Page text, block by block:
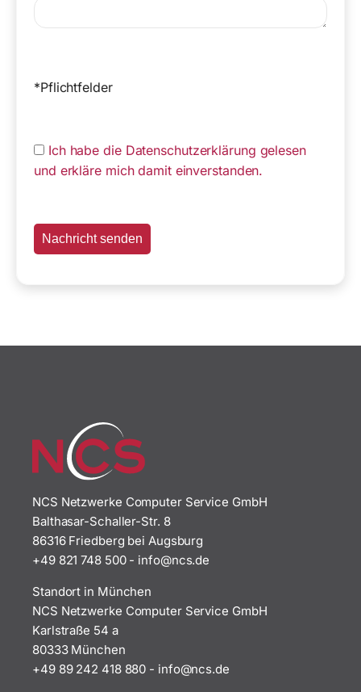
*Pflichtfelder
Ich habe die Datenschutzerklärung gelesen
und erkläre mich damit einverstanden.
NCS Netzwerke Computer Service GmbH
Balthasar-Schaller-Str. 8
86316 Friedberg bei Augsburg
+49 821 748 500- ed.sc
n@ofn
i
Standort in München
NCS Netzwerke Computer Service GmbH
Karlstraße 54 a
80333 München
+49 89 242 418 880 - ed.sc
n@ofn
i